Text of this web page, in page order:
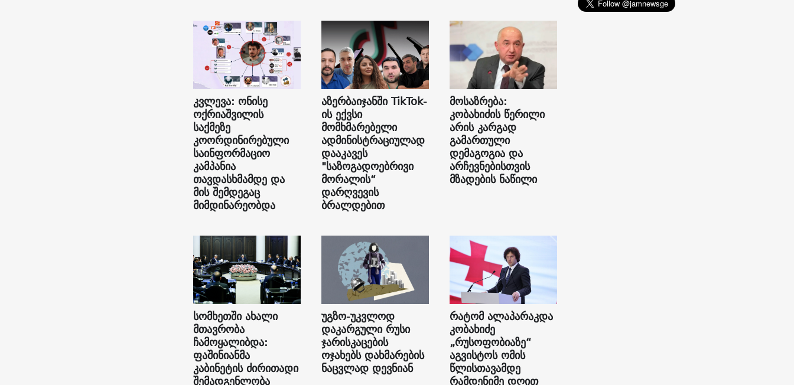
კვლევა: ონისე
ოქრიაშვილის
საქმეზე
კოორდინირებული
საინფორმაციო
კამპანია
თავდასხმამდე და
მის შემდეგაც
მიმდინარეობდა
აზერბაიჯანში TikTok-
ის ექვსი
მომხმარებელი
ადმინისტრაციულად
დააკავეს
"საზოგადოებრივი
მორალის“
დარღვევის
ბრალდებით
მოსაზრება:
კობახიძის წერილი
არის კარგად
გამართული
დემაგოგია და
არჩევნებისთვის
მზადების ნაწილი
სომხეთში ახალი
მთავრობა
ჩამოყალიბდა:
ფაშინიანმა
კაბინეტის ძირითადი
შემადგენლობა
უგზო-უკვლოდ
დაკარგული რუსი
ჯარისკაცების
ოჯახებს დახმარების
ნაცვლად დევნიან
რატომ ალაპარაკდა
კობახიძე
„რუსოფობიაზე“
აგვისტოს ომის
წლისთავამდე
რამდენიმე დღით